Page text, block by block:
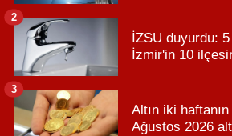
İZSU duyurdu:
İzmir'in 10
2
Altın iki
Ağustos 2026
3